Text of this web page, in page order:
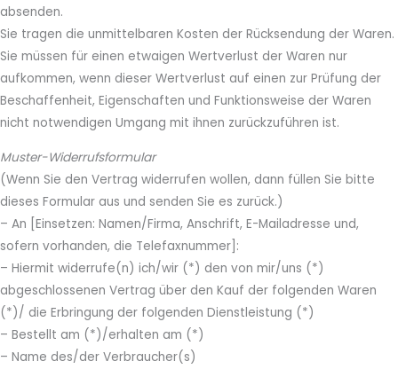
absenden.
Sie tragen die unmittelbaren Kosten der Rücksendung der Waren.
Sie müssen für einen etwaigen Wertverlust der Waren nur
aufkommen, wenn dieser Wertverlust auf einen zur Prüfung der
Beschaffenheit, Eigenschaften und Funktionsweise der Waren
nicht notwendigen Umgang mit ihnen zurückzuführen ist.
Muster-Widerrufsformular
(Wenn Sie den Vertrag widerrufen wollen, dann füllen Sie bitte
dieses Formular aus und senden Sie es zurück.)
– An [Einsetzen: Namen/Firma, Anschrift, E-Mailadresse und,
sofern vorhanden, die Telefaxnummer]:
– Hiermit widerrufe(n) ich/wir (*) den von mir/uns (*)
abgeschlossenen Vertrag über den Kauf der folgenden Waren
(*)/ die Erbringung der folgenden Dienstleistung (*)
– Bestellt am (*)/erhalten am (*)
– Name des/der Verbraucher(s)